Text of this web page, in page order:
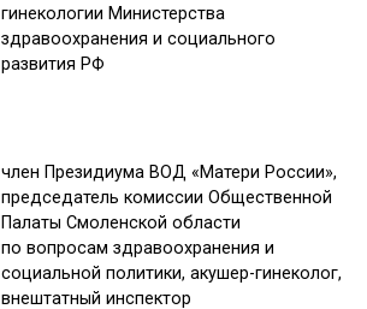
гинекологии Министерства
здравоохранения и социального
развития РФ
член Президиума ВОД «Матери России»,
председатель комиссии Общественной
Палаты Смоленской области
по вопросам здравоохранения и
социальной политики, акушер-гинеколог,
внештатный инспектор